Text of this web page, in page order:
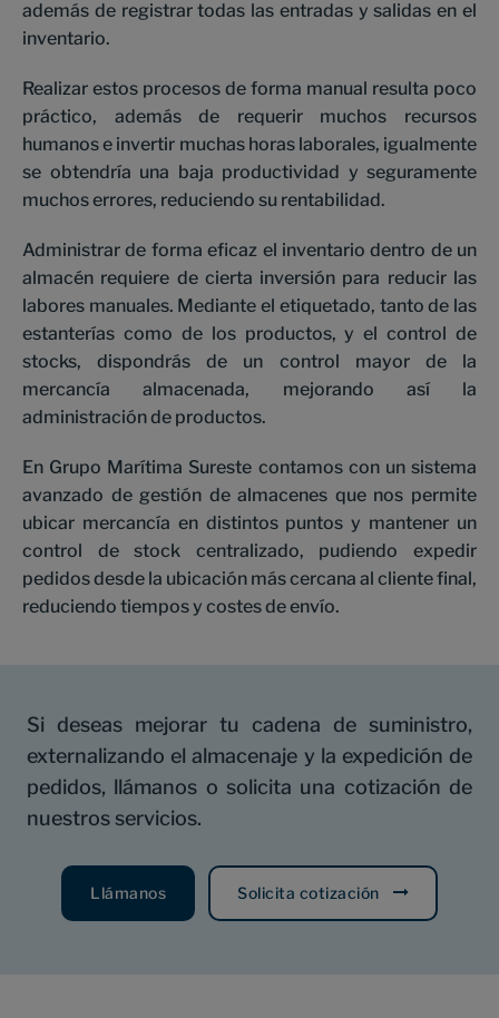
además de registrar todas las entradas y salidas en el
inventario.
Realizar estos procesos de forma manual resulta poco
práctico, además de requerir muchos recursos
humanos e invertir muchas horas laborales, igualmente
se obtendría una baja productividad y seguramente
muchos errores, reduciendo su rentabilidad.
Administrar de forma eficaz el inventario dentro de un
almacén requiere de cierta inversión para reducir las
labores manuales. Mediante el etiquetado, tanto de las
estanterías como de los productos, y el control de
stocks, dispondrás de un control mayor de la
mercancía almacenada, mejorando así la
administración de productos.
En Grupo Marítima Sureste contamos con un sistema
avanzado de gestión de almacenes que nos permite
ubicar mercancía en distintos puntos y mantener un
control de stock centralizado, pudiendo expedir
pedidos desde la ubicación más cercana al cliente final,
reduciendo tiempos y costes de envío.
Si deseas mejorar tu cadena de suministro,
externalizando el almacenaje y la expedición de
pedidos, llámanos o solicita una cotización de
nuestros servicios.
Llámanos Solicita cotización